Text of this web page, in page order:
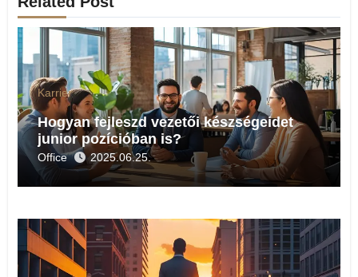
Karrier
Hogyan fejleszd vezetői készségeidet
junior pozícióban is?
Office 2025.06.25.